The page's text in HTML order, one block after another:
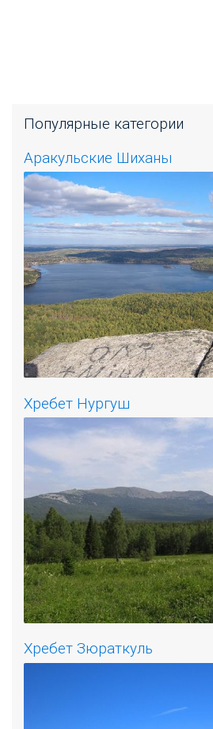
Популярные категории
Аракульские Шиханы
Хребет Нургуш
Хребет Зюраткуль